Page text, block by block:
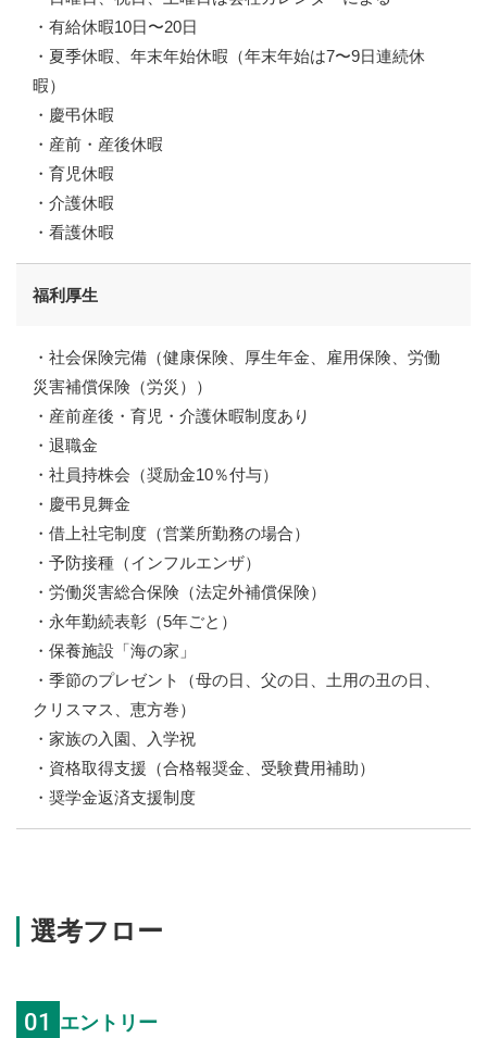
・有給休暇10日〜20日
・夏季休暇、年末年始休暇（年末年始は7〜9日連続休
暇）
・慶弔休暇
・産前・産後休暇
・育児休暇
・介護休暇
・看護休暇
福利厚生
・社会保険完備（健康保険、厚生年金、雇用保険、労働
災害補償保険（労災））
・産前産後・育児・介護休暇制度あり
・退職金
・社員持株会（奨励金10％付与）
・慶弔見舞金
・借上社宅制度（営業所勤務の場合）
・予防接種（インフルエンザ）
・労働災害総合保険（法定外補償保険）
・永年勤続表彰（5年ごと）
・保養施設「海の家」
・季節のプレゼント（母の日、父の日、土用の丑の日、
クリスマス、恵方巻）
・家族の入園、入学祝
・資格取得支援（合格報奨金、受験費用補助）
・奨学金返済支援制度
選考フロー
01 エントリー